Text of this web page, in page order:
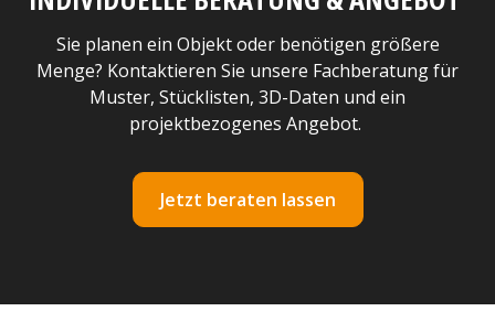
Sie planen ein Objekt oder benötigen größere
Menge? Kontaktieren Sie unsere Fachberatung für
Muster, Stücklisten, 3D-Daten und ein
projektbezogenes Angebot.
Jetzt beraten lassen